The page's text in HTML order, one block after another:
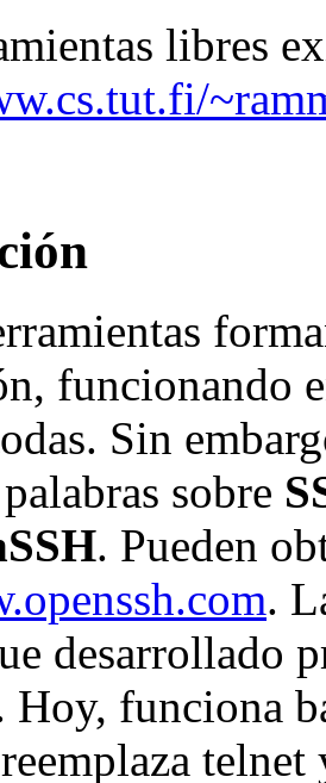
libres
funcionando
Sin
sobre
. Pueden
.
desarrollado
Hoy, funciona